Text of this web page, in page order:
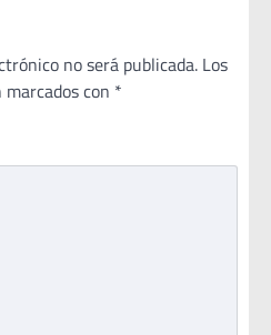
no será publicada. Los
con *